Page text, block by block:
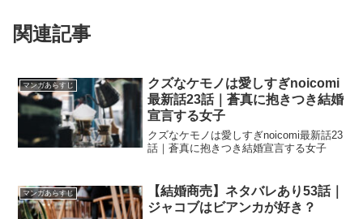
関連記事
マンガあらすじ
クズなケモノは愛しすぎnoicomi
最新話23話｜蒼真に抱きつき結婚
宣言する女子
クズなケモノは愛しすぎnoicomi最新話23
話｜蒼真に抱きつき結婚宣言する女子
マンガあらすじ
【結婚商売】ネタバレあり53話｜
ジャコブはビアンカが好き？